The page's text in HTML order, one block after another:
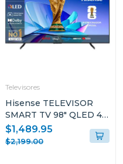
Televisores
Hisense TELEVISOR
SMART TV 98" QLED 4K
UHD GOOGLE TV Q6QG
$1,489.95
$2,199.00